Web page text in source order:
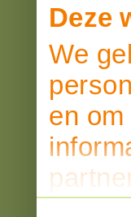
Deze
We
en